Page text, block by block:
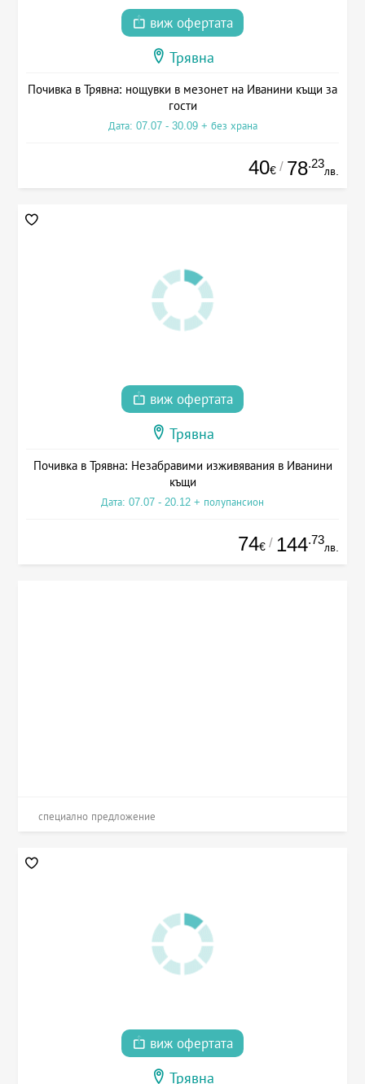
виж офертата
Трявна
Почивка в Трявна: нощувки в мезонет на Иванини къщи за
гости
Дата: 07.07 - 30.09 + без храна
40€ / 78.23
лв.
виж офертата
Трявна
Почивка в Трявна: Незабравими изживявания в Иванини
къщи
Дата: 07.07 - 20.12 + полупансион
74€ / 144.73
лв.
специално предложение
виж офертата
Трявна